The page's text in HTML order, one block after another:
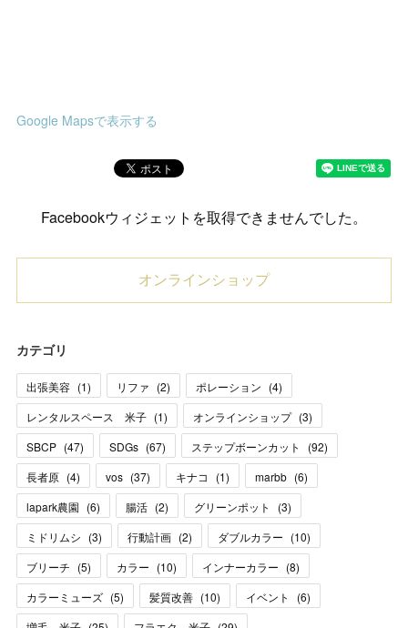
Google Mapsで表示する
Facebookウィジェットを取得できませんでした。
オンラインショップ
カテゴリ
出張美容 (1) リファ (2) ポレーション (4)
レンタルスペース 米子 (1) オンラインショップ (3)
SBCP (47) SDGs (67) ステップボーンカット (92)
長者原 (4) vos (37) キナコ (1) marbb (6)
lapark農園 (6) 腸活 (2) グリーンポット (3)
ミドリムシ (3) 行動計画 (2) ダブルカラー (10)
ブリーチ (5) カラー (10) インナーカラー (8)
カラーミューズ (5) 髪質改善 (10) イベント (6)